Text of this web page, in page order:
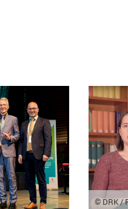
© DRK /